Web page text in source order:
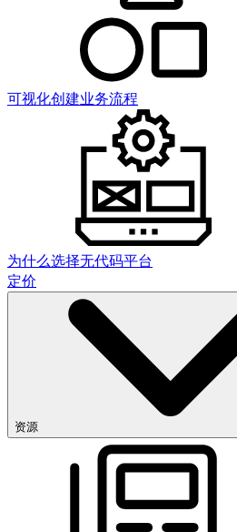
可视化创建业务流程
为什么选择无代码平台
定价
资源